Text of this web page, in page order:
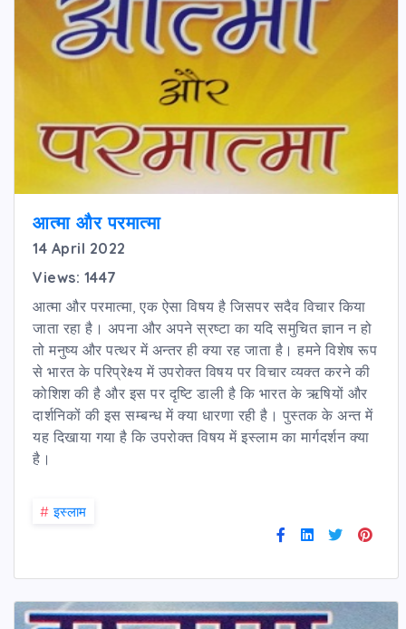
आत्मा और परमात्मा
14 April 2022
Views: 1447
आत्मा और परमात्मा, एक ऐसा विषय है जिसपर सदैव विचार किया
जाता रहा है। अपना और अपने स्रष्टा का यदि समुचित ज्ञान न हो
तो मनुष्य और पत्थर में अन्तर ही क्या रह जाता है। हमने विशेष रूप
से भारत के परिप्रेक्ष्य में उपरोक्त विषय पर विचार व्यक्त करने की
कोशिश की है और इस पर दृष्टि डाली है कि भारत के ऋषियों और
दार्शनिकों की इस सम्बन्ध में क्या धारणा रही है। पुस्तक के अन्त में
यह दिखाया गया है कि उपरोक्त विषय में इस्लाम का मार्गदर्शन क्या
है।
# इस्लाम